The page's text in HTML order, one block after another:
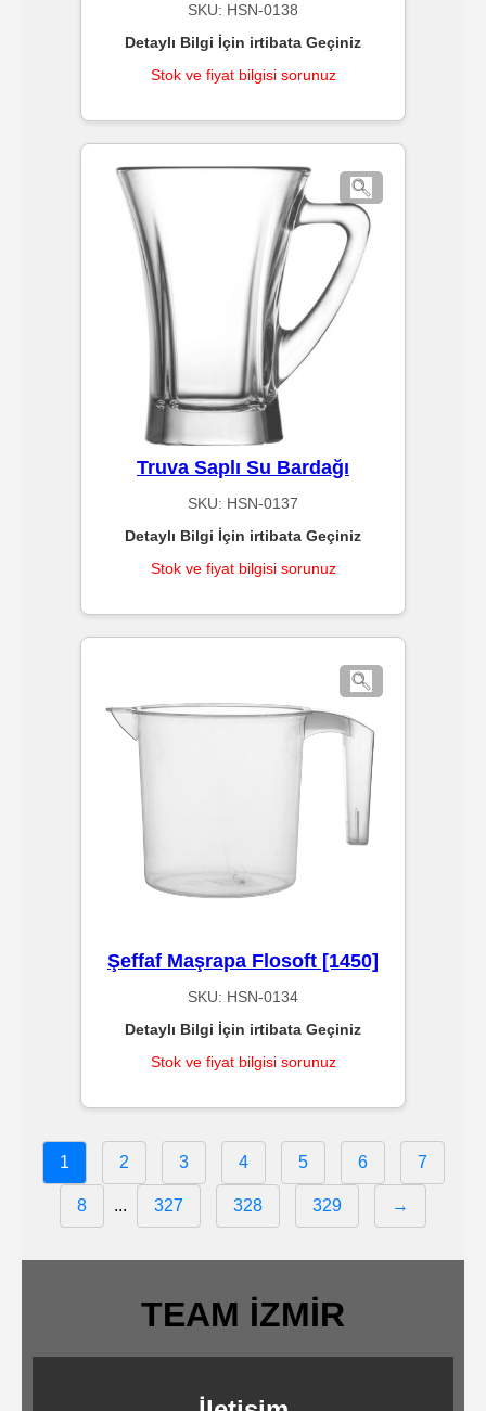
Malzemeleri
Karton
Tabaklar
Soğuk
İçeçek
Bardakları
Sızdırmazlar
Plastik
Kapları
Kraft
Çantalar
Baglar
Baskılı
Çantalar
Standart
Kraft
Kese
Kağıtları
Kese
Kağıtları
SKU: HSN-0138
Detaylı Bilgi İçin irtibata Geçiniz
Stok ve fiyat bilgisi sorunuz
Truva Saplı Su Bardağı
SKU: HSN-0137
Detaylı Bilgi İçin irtibata Geçiniz
Stok ve fiyat bilgisi sorunuz
Şeffaf Maşrapa Flosoft [1450]
SKU: HSN-0134
Detaylı Bilgi İçin irtibata Geçiniz
Stok ve fiyat bilgisi sorunuz
1 2 3 4 5 6 7
8 ... 327 328 329 →
TEAM İZMİR